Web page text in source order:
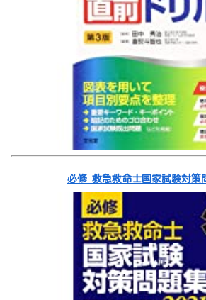
必修 救急救命士国家試験対策